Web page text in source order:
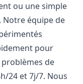
ou une simple
Notre équipe de
pour
de
24 et 7j/7. Nous